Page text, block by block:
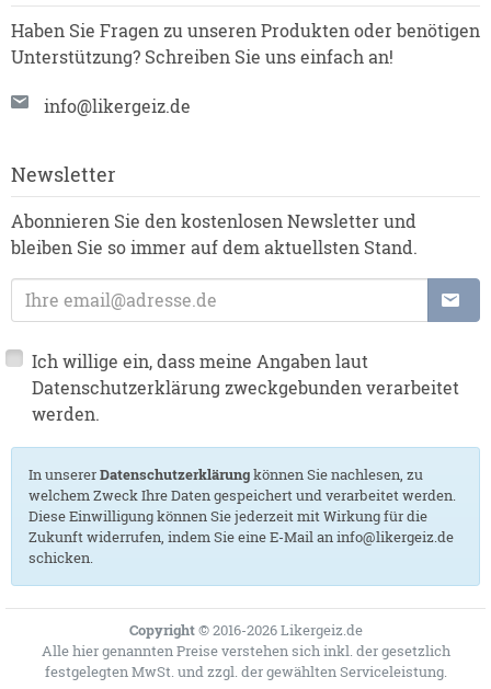
Haben Sie Fragen zu unseren Produkten oder benötigen
Unterstützung? Schreiben Sie uns einfach an!
info@likergeiz.de
Newsletter
Abonnieren Sie den kostenlosen Newsletter und
bleiben Sie so immer auf dem aktuellsten Stand.
E-Mail-Adresse:
Ich willige ein, dass meine Angaben laut
Datenschutzerklärung zweckgebunden verarbeitet
werden.
In unsererDatenschutzerklärungkönnen Sie nachlesen, zu
welchem Zweck Ihre Daten gespeichert und verarbeitet werden.
Diese Einwilligung können Sie jederzeit mit Wirkung für die
Zukunft widerrufen, indem Sie eine E-Mail an info@likergeiz.de
schicken.
Copyright© 2016-2026 Likergeiz.de
Alle hier genannten Preise verstehen sich inkl. der gesetzlich
festgelegten MwSt. und zzgl. der gewählten Serviceleistung.